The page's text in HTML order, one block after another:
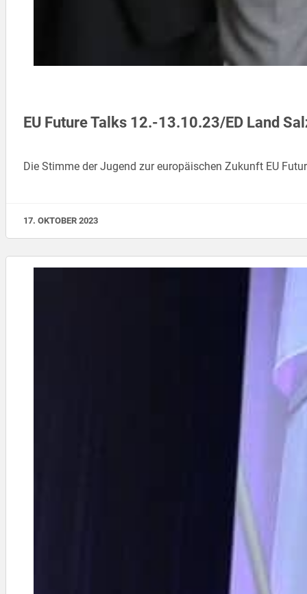
EU Future Talks 12.-13.10.23/ED Land
Die Stimme der Jugend zur europäischen Zukunft EU
17. OKTOBER 2023